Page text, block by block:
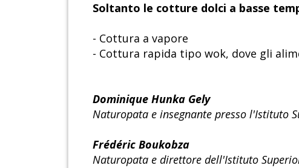
Soltanto le cotture dolci a basse
- Cottura a vapore
- Cottura rapida tipo wok, dove gli
Dominique Hunka Gely
Naturopata e insegnante presso l'Istituto
Frédéric Boukobza
Naturopata e direttore dell'Istituto